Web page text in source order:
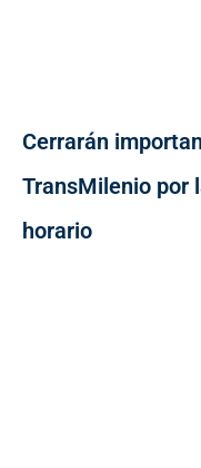
Cerrarán
TransMilenio por
horario